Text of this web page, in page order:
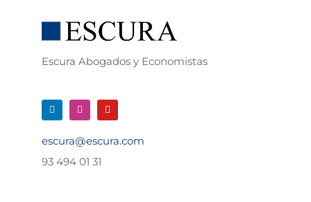
Escura Abogados y Economistas
escura@escura.com
93 494 01 31